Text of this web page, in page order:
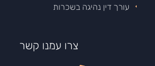
עורך דין נהיגה בשכרות
צרו עמנו קשר